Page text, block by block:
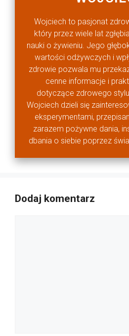
Wojciech to pasjonat
który przez wiele lat
nauki o żywieniu. Jego
wartości odżywczych i
zdrowie pozwala mu
cenne informacje i
dotyczące zdrowego
Wojciech dzieli się
eksperymentami,
zarazem pożywne dania,
dbania o siebie poprzez
Dodaj komentarz